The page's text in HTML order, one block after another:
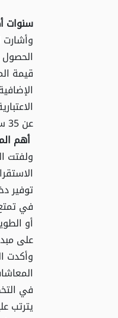
سنوات
قيمة
عن 35 سنة وبواقع ثلاث رواتب من حساب المعاش عن كل سنة.
أهم
ولفتت
توفير
في
أو
على
وأكدت
في
يترتب